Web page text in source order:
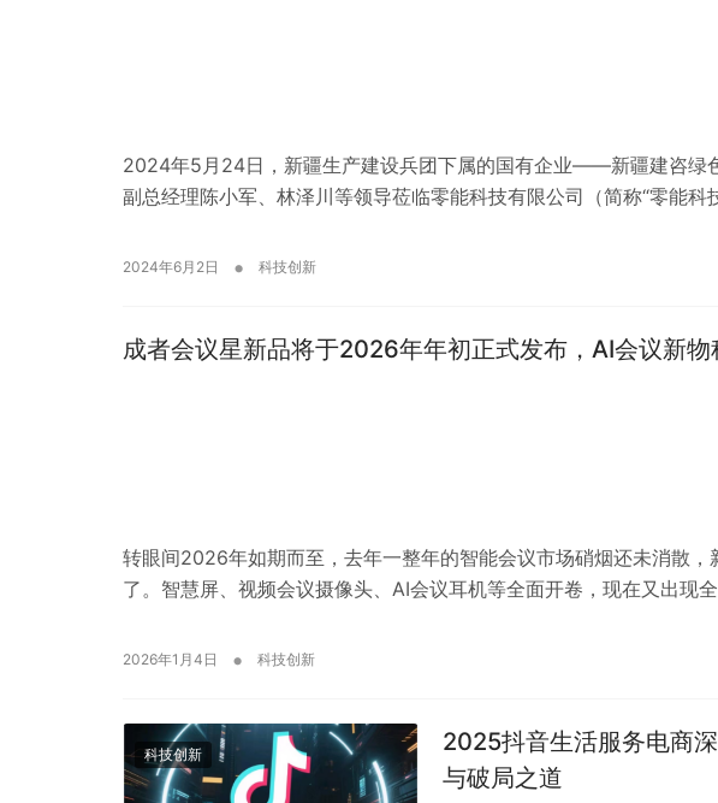
2024年5月24日，新疆生产建设兵团下属的国有企业——新疆建咨绿
副总经理陈小军、林泽川等领导莅临零能科技有限公司（简称“零能科
2024年6月2日 • 科技创新
成者会议星新品将于2026年年初正式发布，AI会议新物
转眼间2026年如期而至，去年一整年的智能会议市场硝烟还未消散
了。智慧屏、视频会议摄像头、AI会议耳机等全面开卷，现在又出现
2026年1月4日 • 科技创新
科技创新
2025抖音生活服务电商
与破局之道